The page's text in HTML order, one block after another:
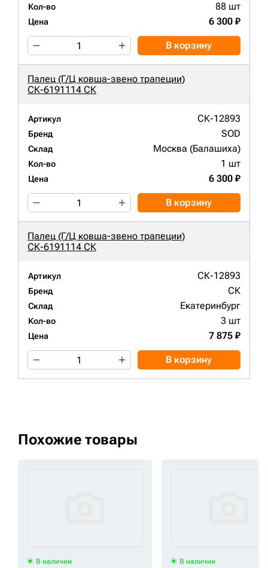
Кол-во 88 шт
Цена 6 300 ₽
В корзину
Палец (Г/Ц ковша-звено трапеции)
СК-6191114 СК
Артикул СК-12893
Бренд SOD
Склад Москва (Балашиха)
Кол-во 1 шт
Цена 6 300 ₽
В корзину
Палец (Г/Ц ковша-звено трапеции)
СК-6191114 СК
Артикул СК-12893
Бренд СК
Склад Екатеринбург
Кол-во 3 шт
Цена 7 875 ₽
В корзину
Похожие товары
В наличии
В наличии